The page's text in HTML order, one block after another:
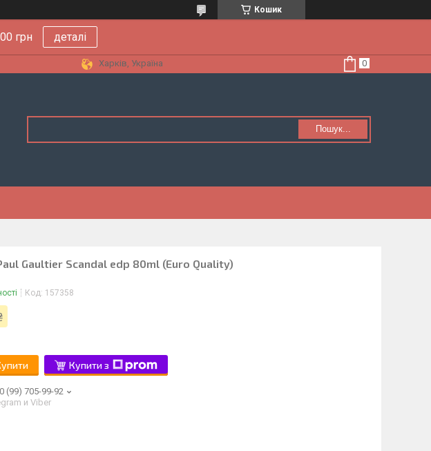
Кошик
грн деталі
Харків, Україна
Пошук...
Gaultier Scandal edp 80ml (Euro Quality)
Код: 157358
Купити з
(99) 705-99-92
и Viber